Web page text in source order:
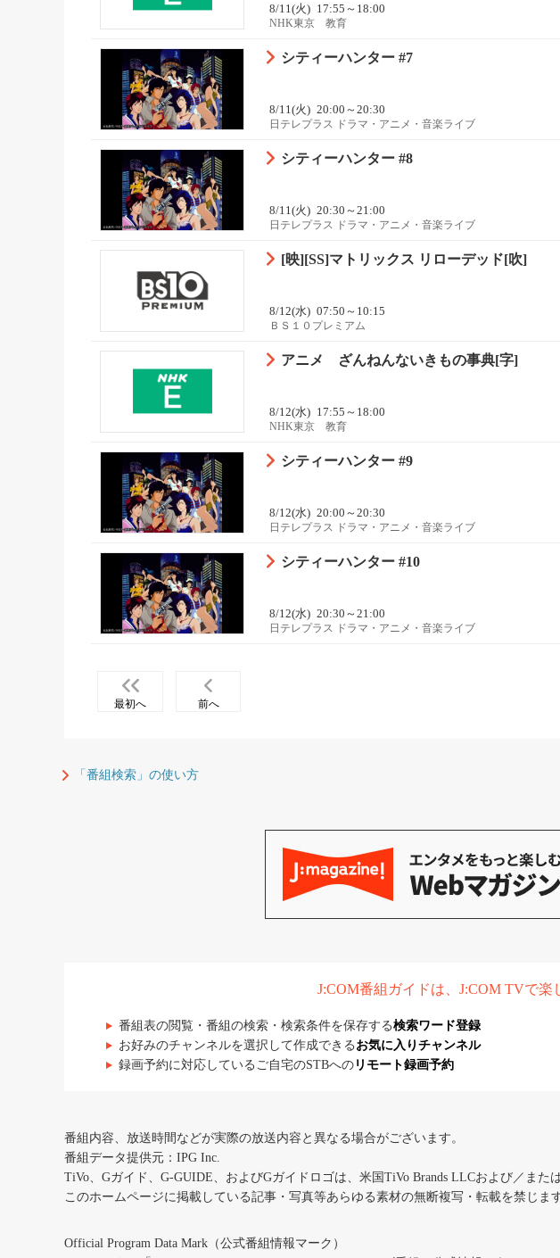
8/11(火) 17:55～18:00
NHK東京 教育
シティーハンター #7
8/11(火) 20:00～20:30
日テレプラス ドラマ・アニメ・音楽ライブ
シティーハンター #8
8/11(火) 20:30～21:00
日テレプラス ドラマ・アニメ・音楽ライブ
[映][SS]マトリックス リローデッド[吹]
8/12(水) 07:50～10:15
ＢＳ１０プレミアム
アニメ ざんねんないきもの事典[字]
8/12(水) 17:55～18:00
NHK東京 教育
シティーハンター #9
8/12(水) 20:00～20:30
日テレプラス ドラマ・アニメ・音楽ライブ
シティーハンター #10
8/12(水) 20:30～21:00
日テレプラス ドラマ・アニメ・音楽ライブ
最初へ 前へ
「番組検索」の使い方
J:COM番組ガイドは、J:COM TVで楽
番組表の閲覧・番組の検索・検索条件を保存する検索ワード登録
お好みのチャンネルを選択して作成できる お気に入りチャンネル
録画予約に対応しているご自宅のSTBへの リモート録画予約
番組内容、放送時間などが実際の放送内容と異なる場合がございます。
番組データ提供元：IPG Inc.
TiVo、Gガイド、G-GUIDE、およびGガイドロゴは、米国TiVo Brands LLCおよび／また
このホームページに掲載している記事・写真等あらゆる素材の無断複写・転載を禁じます
Official Program Data Mark（公式番組情報マーク）